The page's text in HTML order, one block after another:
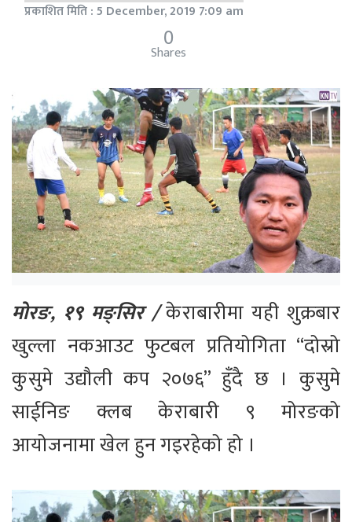
प्रकाशित मिति : 5 December, 2019 7:09 am
0
Shares
मोरङ, १९ मङ्सिर /केराबारीमा यही शुक्रबार
खुल्ला नकआउट फुटबल प्रतियोगिता “दोस्रो
कुसुमे उद्यौली कप २०७६” हुँदै छ । कुसुमे
साईनिङ क्लब केराबारी ९ मोरङको
आयोजनामा खेल हुन गइरहेको हो ।